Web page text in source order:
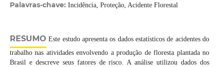
Palavras-chave: Incidência, Proteção, Acidente Florestal
RESUMO Este estudo apresenta os dados estatísticos de acidentes do
trabalho nas atividades envolvendo a produção de floresta plantada no
Brasil e descreve seus fatores de risco. A análise utilizou dados dos